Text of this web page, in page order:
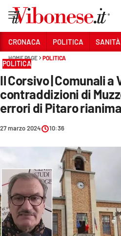
Sezioni
CRONACA
POLITICA
CULTURA
ECONOMIA E LAVORO
EVENTI
CRONACA POLITICA SANITÀ
HOME PAGE POLITICA
POLITICA
Il Corsivo | Comunali a
contraddizioni di
errori di Pitaro
27 marzo 2024 10:36